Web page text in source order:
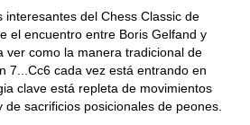
interesantes del Chess Classic de
el encuentro entre Boris Gelfand y
ver como la manera tradicional de
7...Cc6 cada vez está entrando en
clave está repleta de movimientos
sacrificios posicionales de peones.